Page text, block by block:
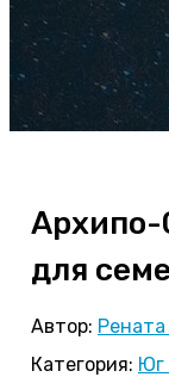
Архипо-
для
Автор:
Категория: Юг